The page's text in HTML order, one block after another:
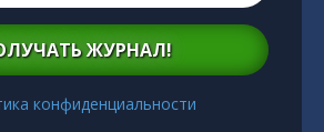
ЖУРНАЛ!
конфиденциальности